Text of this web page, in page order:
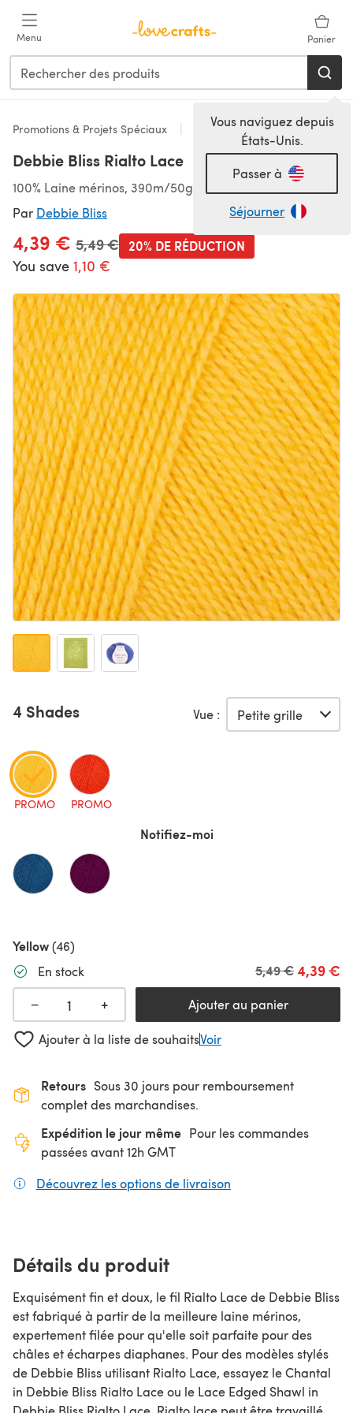
Menu Panier
Vous naviguez depuis
États-Unis.
Passer à
Séjourner
Promotions & Projets Spéciaux Dentelle
Debbie Bliss Rialto Lace
100% Laine mérinos, 390m/50g, Dentelle
Par Debbie Bliss
4,39 € Ancien prix
5,49 €
You save 1,10 €
20% DE RÉDUCTION
4 Shades Vue :
PROMO PROMO
Notifiez-moi
Yellow(46)
En stock
4,39 €
Ancien prix
5,49 €
− + Ajouter au panier
Ajouter à la liste de souhaitsVoir
Retours Sous 30 jours pour remboursement
complet des marchandises.
Expédition le jour même Pour les commandes
passées avant 12h GMT
Découvrez les options de livraison
Détails du produit
Exquisément fin et doux, le fil Rialto Lace de Debbie Bliss
est fabriqué à partir de la meilleure laine mérinos,
expertement filée pour qu'elle soit parfaite pour des
châles et écharpes diaphanes. Pour des modèles stylés
de Debbie Bliss utilisant Rialto Lace, essayez le Chantal
in Debbie Bliss Rialto Lace ou le Lace Edged Shawl in